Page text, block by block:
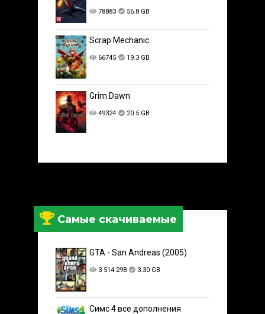
78883 56.8 GB
Scrap Mechanic
66745 19.3 GB
Grim Dawn
49324 20.5 GB
Самые скачиваемые
GTA - San Andreas (2005)
3 514 298 3.30 GB
Симс 4 все дополнения